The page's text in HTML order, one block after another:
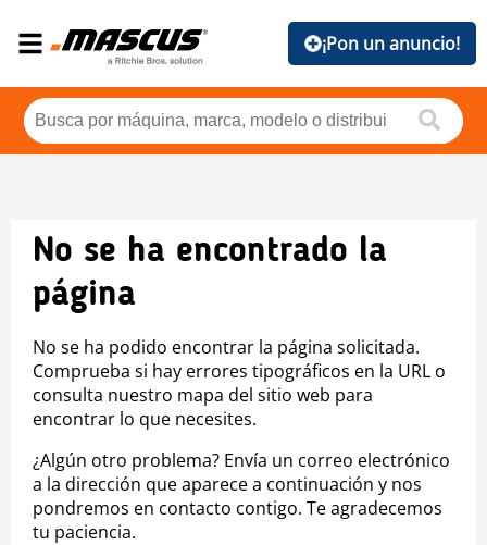
¡Pon un anuncio!
No se ha encontrado la
página
No se ha podido encontrar la página solicitada.
Comprueba si hay errores tipográficos en la URL o
consulta nuestro mapa del sitio web para
encontrar lo que necesites.
¿Algún otro problema? Envía un correo electrónico
a la dirección que aparece a continuación y nos
pondremos en contacto contigo. Te agradecemos
tu paciencia.